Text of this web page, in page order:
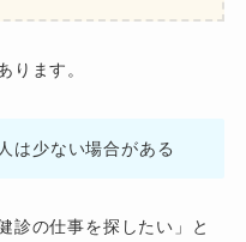
ります。
は少ない場合がある
診の仕事を探したい」と